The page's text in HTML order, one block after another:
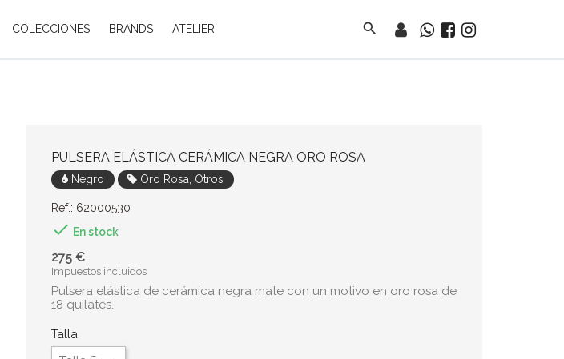
COLECCIONES BRANDS ATELIER search
PULSERA ELÁSTICA CERÁMICA NEGRA ORO ROSA
Negro Oro Rosa, Otros
Ref.: 62000530
 En stock
275 €
Impuestos incluidos
Pulsera elástica de cerámica negra mate con un motivo en oro rosa de
18 quilates.
Talla